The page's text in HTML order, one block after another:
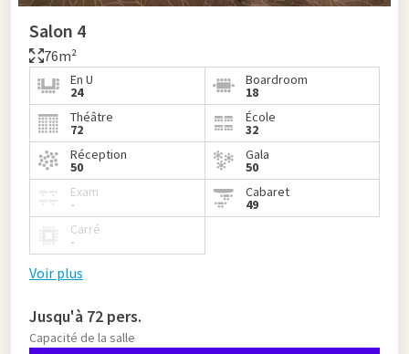
Salon 4
76m²
En U
24
Boardroom
18
Théâtre
72
École
32
Réception
50
Gala
50
Exam
-
Cabaret
49
Carré
-
Voir plus
Jusqu'à 72 pers.
Capacité de la salle